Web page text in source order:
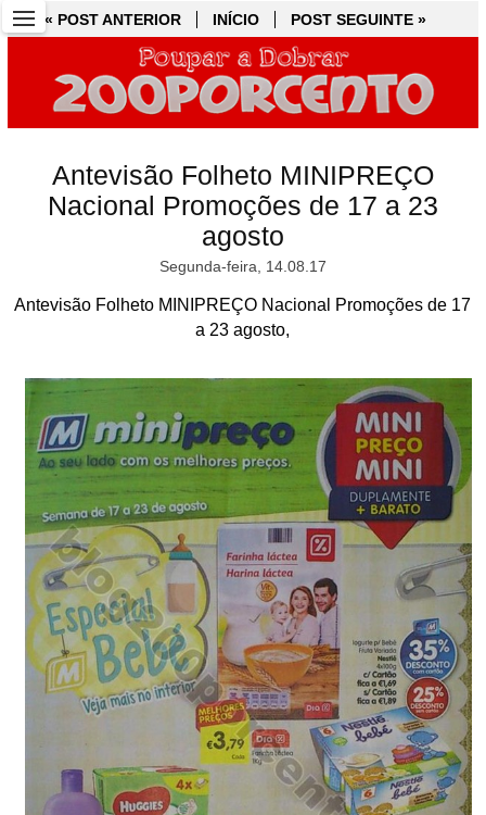
« POST ANTERIOR INÍCIO POST SEGUINTE »
Antevisão Folheto MINIPREÇO
Nacional Promoções de 17 a 23
agosto
Segunda-feira, 14.08.17
Antevisão Folheto MINIPREÇO Nacional Promoções de 17
a 23 agosto,
« POST ANTERIOR INÍCIO POST SEGUINTE »